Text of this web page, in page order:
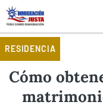
Saltar
al
contenido
RESIDENCIA
Cómo